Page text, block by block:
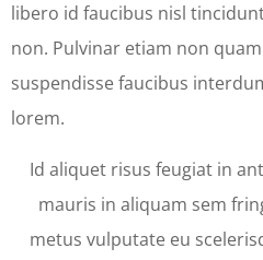
libero id faucibus nisl
non. Pulvinar etiam non
suspendisse faucibus
lorem.
Id aliquet risus feugiat in
mauris in aliquam sem
metus vulputate eu